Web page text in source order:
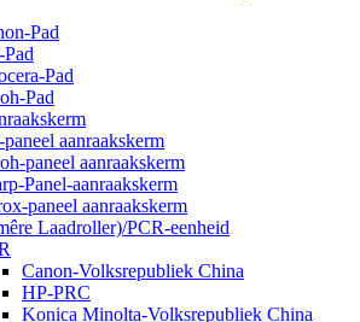
Pad
Pad
Pad
aanraakskerm
paneel aanraakskerm
Panel-aanraakskerm
paneel aanraakskerm
Laadroller)/PCR-eenheid
Canon-Volksrepubliek China
HP-PRC
Konica Minolta-Volksrepubliek China